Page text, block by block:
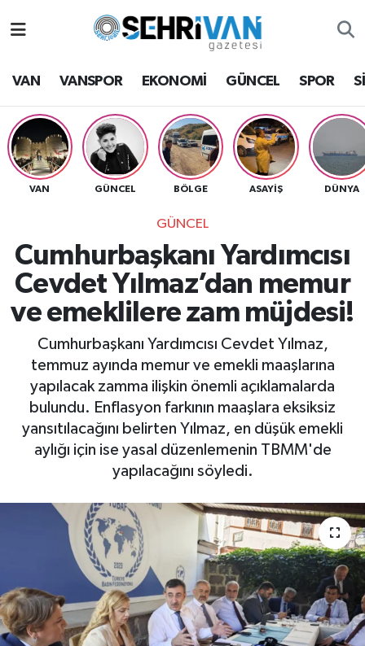
VAN VANSPOR EKONOMİ GÜNCEL SPOR
VAN GÜNCEL BÖLGE ASAYİŞ DÜNYA
GÜNCEL
Cumhurbaşkanı Yardımcısı
Cevdet Yılmaz’dan memur
ve emeklilere zam müjdesi!
Cumhurbaşkanı Yardımcısı Cevdet Yılmaz,
temmuz ayında memur ve emekli maaşlarına
yapılacak zamma ilişkin önemli açıklamalarda
bulundu. Enflasyon farkının maaşlara eksiksiz
yansıtılacağını belirten Yılmaz, en düşük emekli
aylığı için ise yasal düzenlemenin TBMM'de
yapılacağını söyledi.
Van Hava Durumu
VAN Namaz Vakitleri
Van Trafik Yoğunluk Haritası
Süper Lig Puan Durumu ve Fikstür
Tüm Manşetler
Son Dakika Haberleri
Haber Arşivi